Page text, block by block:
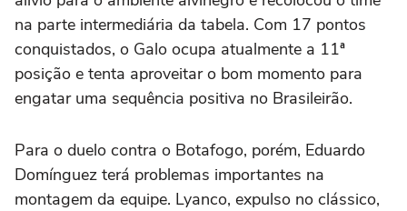
na parte intermediária da tabela. Com 17 pontos
conquistados, o Galo ocupa atualmente a 11ª
posição e tenta aproveitar o bom momento para
engatar uma sequência positiva no Brasileirão.
Para o duelo contra o Botafogo, porém, Eduardo
Domínguez terá problemas importantes na
montagem da equipe. Lyanco, expulso no clássico,